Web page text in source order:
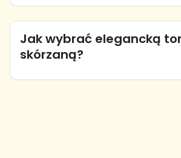
Jak wybrać elegancką
skórzaną?